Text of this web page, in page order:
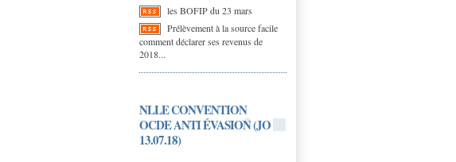
les BOFIP du 23 mars
Prélèvement à la source facile
comment déclarer ses revenus de
2018...
NLLE CONVENTION
OCDE ANTI ÉVASION (JO
13.07.18)